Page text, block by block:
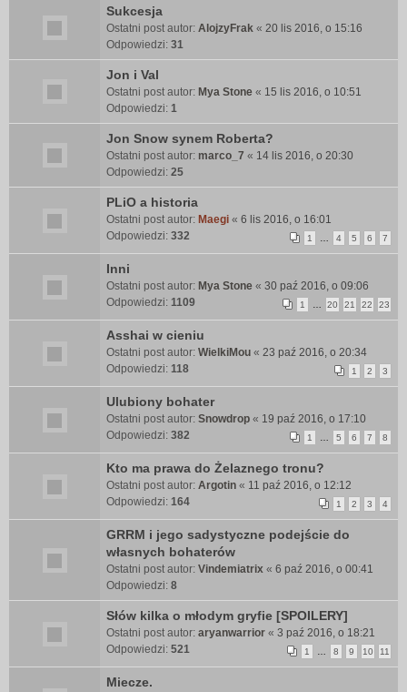
Sukcesja
Ostatni post autor: AlojzyFrak « 20 lis 2016, o 15:16
Odpowiedzi: 31
Jon i Val
Ostatni post autor: Mya Stone « 15 lis 2016, o 10:51
Odpowiedzi: 1
Jon Snow synem Roberta?
Ostatni post autor: marco_7 « 14 lis 2016, o 20:30
Odpowiedzi: 25
PLiO a historia
Ostatni post autor: Maegi « 6 lis 2016, o 16:01
Odpowiedzi: 332 1 4 5 6 7
Inni
Ostatni post autor: Mya Stone « 30 paź 2016, o 09:06
Odpowiedzi: 1109 1 20 21 22 23
Asshai w cieniu
Ostatni post autor: WielkiMou « 23 paź 2016, o 20:34
Odpowiedzi: 118 1 2 3
Ulubiony bohater
Ostatni post autor: Snowdrop « 19 paź 2016, o 17:10
Odpowiedzi: 382 1 5 6 7 8
Kto ma prawa do Żelaznego tronu?
Ostatni post autor: Argotin « 11 paź 2016, o 12:12
Odpowiedzi: 164 1 2 3 4
GRRM i jego sadystyczne podejście do
własnych bohaterów
Ostatni post autor: Vindemiatrix « 6 paź 2016, o 00:41
Odpowiedzi: 8
Słów kilka o młodym gryfie [SPOILERY]
Ostatni post autor: aryanwarrior « 3 paź 2016, o 18:21
Odpowiedzi: 521 1 8 9 10 11
Miecze.